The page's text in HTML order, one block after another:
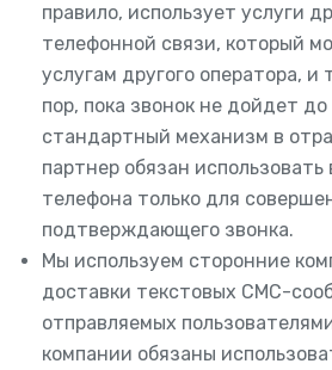
правило, использует услуги
телефонной связи, который
услугам другого оператора, и
пор, пока звонок не дойдет
стандартный механизм в
партнер обязан
телефона только для
подтверждающего звонка.
Мы используем сторонние
доставки текстовых СМС-
отправляемых
компании обязаны